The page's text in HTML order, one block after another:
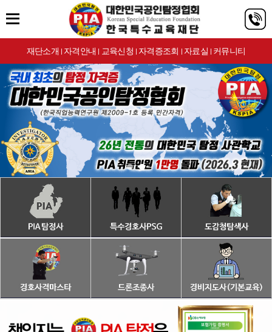
재단소개 | 자격안내 | 교육신청 | 자격증조회 | 자료실 | 커뮤니티